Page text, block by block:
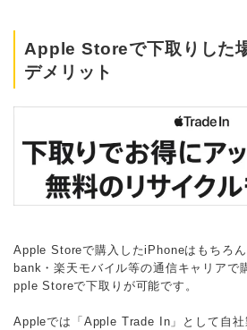
Apple Storeで下取りした
デメリット
Apple Storeで購入したiPhoneはもちろ
bank・楽天モバイル等の通信キャリアで
pple Storeで下取りが可能です。
Appleでは「Apple Trade In」として自社